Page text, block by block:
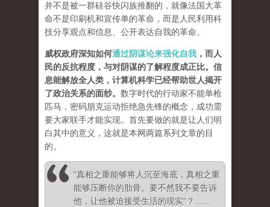
并不是被一群硅谷快闪族推翻的，就像法国大革
命不是印刷机和宣传单的革命，而是人民利用科
技分享观点和信息、公开表达自我的革命。
威权政府深知如何通过阴谋论来强化自我 ，而人
民的反抗程度，与对阴谋的了解程度成正比。信
息能解放全人类，计算机科学已经帮助世人揭开
了政治关系的面纱。 数字时代的行动家不能单枪
匹马，密码朋克运动拒绝急先锋的概念，成功需
要大家联手才能实现。首先要做的就是让人们明
白其中的意义，这就是本网两篇系列文章的目
的。
“真相之重能够将人沉至海底，真相之重
能够压断你的肋骨。要不然我不要告诉
他，让他被迫接受生活的现实”？……